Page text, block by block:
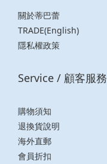
關於蒂巴蕾
TRADE(English)
隱私權政策
Service / 顧客服務
購物須知
退換貨說明
海外直郵
會員折扣